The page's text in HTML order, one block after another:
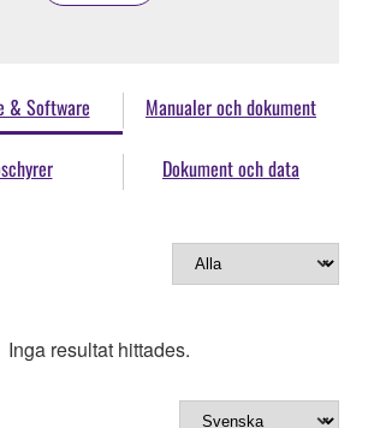
& Software Manualer och dokument
Dokument och data
Inga resultat hittades.